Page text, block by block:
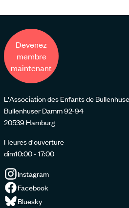
Devenez
membre
maintenant
L'Association des Enfants de
Bullenhuser Damm 92-94
20539 Hamburg
Heures d'ouverture
dim10:00 - 17:00
Instagram
Facebook
Bluesky